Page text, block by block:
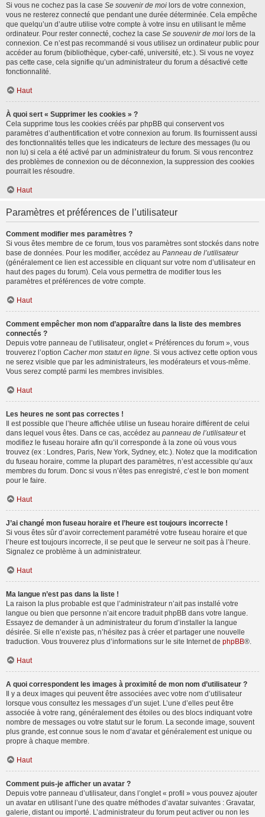
Si vous ne cochez pas la case Se souvenir de moi lors de votre connexion,
vous ne resterez connecté que pendant une durée déterminée. Cela empêche
que quelqu’un d’autre utilise votre compte à votre insu en utilisant le même
ordinateur. Pour rester connecté, cochez la case Se souvenir de moi lors de la
connexion. Ce n’est pas recommandé si vous utilisez un ordinateur public pour
accéder au forum (bibliothèque, cyber-café, université, etc.). Si vous ne voyez
pas cette case, cela signifie qu’un administrateur du forum a désactivé cette
fonctionnalité.
Haut
À quoi sert « Supprimer les cookies » ?
Cela supprime tous les cookies créés par phpBB qui conservent vos
paramètres d’authentification et votre connexion au forum. Ils fournissent aussi
des fonctionnalités telles que les indicateurs de lecture des messages (lu ou
non lu) si cela a été activé par un administrateur du forum. Si vous rencontrez
des problèmes de connexion ou de déconnexion, la suppression des cookies
pourrait les résoudre.
Haut
Paramètres et préférences de l’utilisateur
Comment modifier mes paramètres ?
Si vous êtes membre de ce forum, tous vos paramètres sont stockés dans notre
base de données. Pour les modifier, accédez au Panneau de l’utilisateur
(généralement ce lien est accessible en cliquant sur votre nom d’utilisateur en
haut des pages du forum). Cela vous permettra de modifier tous les
paramètres et préférences de votre compte.
Haut
Comment empêcher mon nom d’apparaître dans la liste des membres
connectés ?
Depuis votre panneau de l’utilisateur, onglet « Préférences du forum », vous
trouverez l’option Cacher mon statut en ligne. Si vous activez cette option vous
ne serez visible que par les administrateurs, les modérateurs et vous-même.
Vous serez compté parmi les membres invisibles.
Haut
Les heures ne sont pas correctes !
Il est possible que l’heure affichée utilise un fuseau horaire différent de celui
dans lequel vous êtes. Dans ce cas, accédez au panneau de l’utilisateuret
modifiez le fuseau horaire afin qu’il corresponde à la zone où vous vous
trouvez (ex : Londres, Paris, New York, Sydney, etc.). Notez que la modification
du fuseau horaire, comme la plupart des paramètres, n’est accessible qu’aux
membres du forum. Donc si vous n’êtes pas enregistré, c’est le bon moment
pour le faire.
Haut
J’ai changé mon fuseau horaire et l’heure est toujours incorrecte !
Si vous êtes sûr d’avoir correctement paramétré votre fuseau horaire et que
l’heure est toujours incorrecte, il se peut que le serveur ne soit pas à l’heure.
Signalez ce problème à un administrateur.
Haut
Ma langue n’est pas dans la liste !
La raison la plus probable est que l’administrateur n’ait pas installé votre
langue ou bien que personne n’ait encore traduit phpBB dans votre langue.
Essayez de demander à un administrateur du forum d’installer la langue
désirée. Si elle n’existe pas, n’hésitez pas à créer et partager une nouvelle
traduction. Vous trouverez plus d’informations sur le site Internet de phpBB®.
Haut
A quoi correspondent les images à proximité de mon nom d’utilisateur ?
Il y a deux images qui peuvent être associées avec votre nom d’utilisateur
lorsque vous consultez les messages d’un sujet. L’une d’elles peut être
associée à votre rang, généralement des étoiles ou des blocs indiquant votre
nombre de messages ou votre statut sur le forum. La seconde image, souvent
plus grande, est connue sous le nom d’avatar et généralement est unique ou
propre à chaque membre.
Haut
Comment puis-je afficher un avatar ?
Depuis votre panneau d’utilisateur, dans l’onglet « profil » vous pouvez ajouter
un avatar en utilisant l’une des quatre méthodes d’avatar suivantes : Gravatar,
galerie, distant ou importé. L’administrateur du forum peut activer ou non les